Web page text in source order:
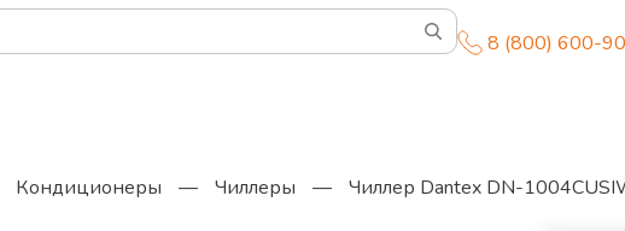
8 (800) 600-
Кондиционеры — Чиллеры — Чиллер Dantex DN-